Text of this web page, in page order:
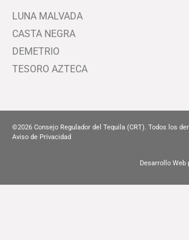
LUNA MALVADA
CASTA NEGRA
DEMETRIO
TESORO AZTECA
©2026 Consejo Regulador del Tequila (CRT). Todos los
Aviso de Privacidad
Desarrollo Web